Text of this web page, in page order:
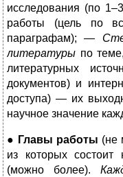
исследования (по
работы (цель по
параграфам); —
литературы по
литературных
документов) и
доступа) — их
научное значение
● Главы работы (не
из которых
(можно более).